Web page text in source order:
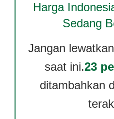
Harga
Sedang
Jangan
saat ini.23
ditambahkan